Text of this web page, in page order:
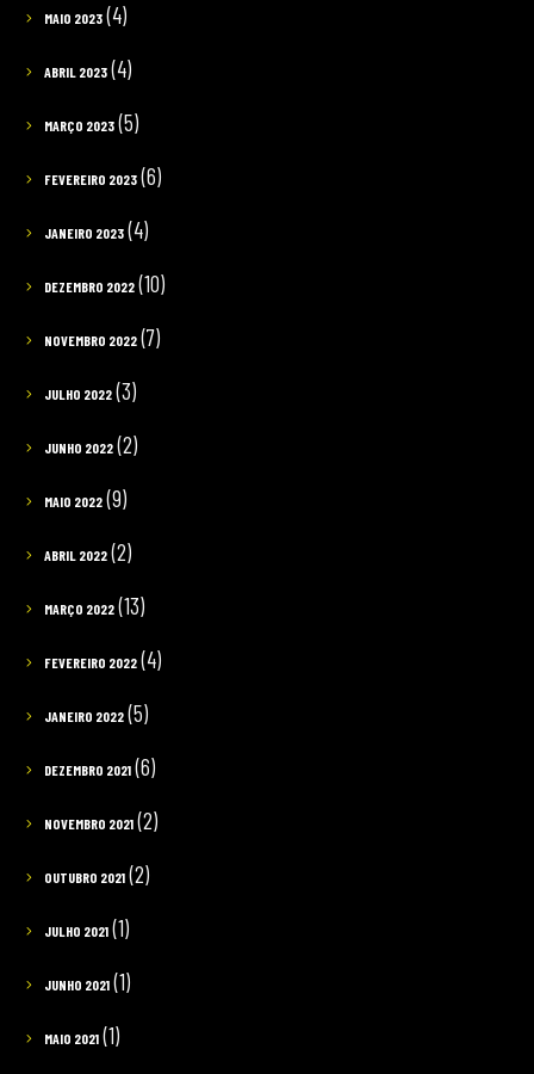
MAIO 2023(4)
ABRIL 2023(4)
MARÇO 2023(5)
FEVEREIRO 2023(6)
JANEIRO 2023(4)
DEZEMBRO 2022(10)
NOVEMBRO 2022(7)
JULHO 2022(3)
JUNHO 2022(2)
MAIO 2022(9)
ABRIL 2022(2)
MARÇO 2022(13)
FEVEREIRO 2022(4)
JANEIRO 2022(5)
DEZEMBRO 2021(6)
NOVEMBRO 2021(2)
OUTUBRO 2021(2)
JULHO 2021(1)
JUNHO 2021(1)
MAIO 2021(1)